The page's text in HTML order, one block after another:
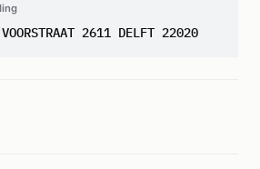
2611 DELFT 22020